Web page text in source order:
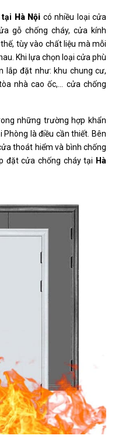
tại Hà Nội có nhiều loại cửa
gỗ chống cháy, cửa kính
tùy vào chất liệu mà mỗi
Khi lựa chọn loại cửa phù
lắp đặt như: khu chung cư,
nhà cao ốc,… cửa chống
những trường hợp khẩn
Phòng là điều cần thiết. Bên
thoát hiểm và bình chống
đặt cửa chống cháy tại Hà